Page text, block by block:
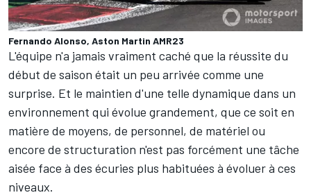
Fernando Alonso, Aston Martin AMR23
L'équipe n'a jamais vraiment caché que la réussite du
début de saison était un peu arrivée comme une
surprise. Et le maintien d'une telle dynamique dans un
environnement qui évolue grandement, que ce soit en
matière de moyens, de personnel, de matériel ou
encore de structuration n'est pas forcément une tâche
aisée face à des écuries plus habituées à évoluer à ces
niveaux.